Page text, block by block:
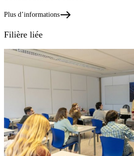
Plus d’informations
Filière liée